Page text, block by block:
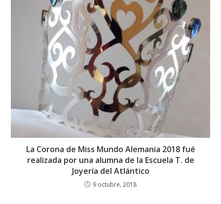
La Corona de Miss Mundo Alemania 2018 fué
realizada por una alumna de la Escuela T. de
Joyería del Atlántico
9 octubre, 2018